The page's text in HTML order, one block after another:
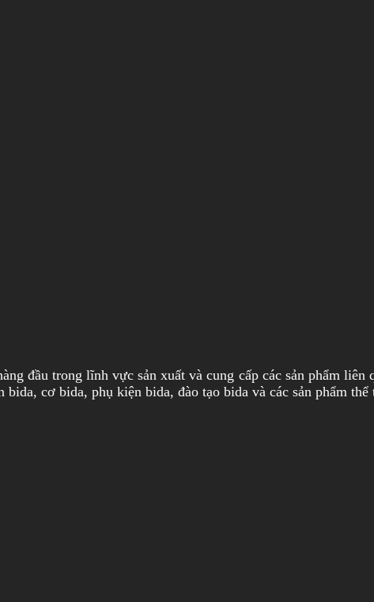
đầu trong lĩnh vực sản xuất và cung cấp các sản phẩm
cơ bida, phụ kiện bida, đào tạo bida và các sản phẩm thể